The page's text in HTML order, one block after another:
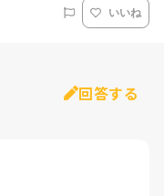
いいね
回答する